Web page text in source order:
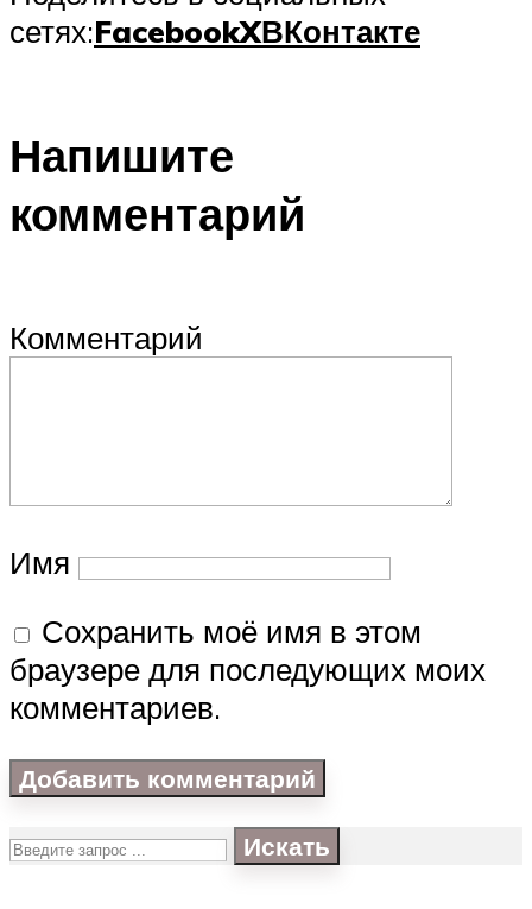
сетях:FacebookXВКонтакте
Напишите
комментарий
Комментарий
Имя
Сохранить моё имя в этом
браузере для последующих моих
комментариев.
Искать